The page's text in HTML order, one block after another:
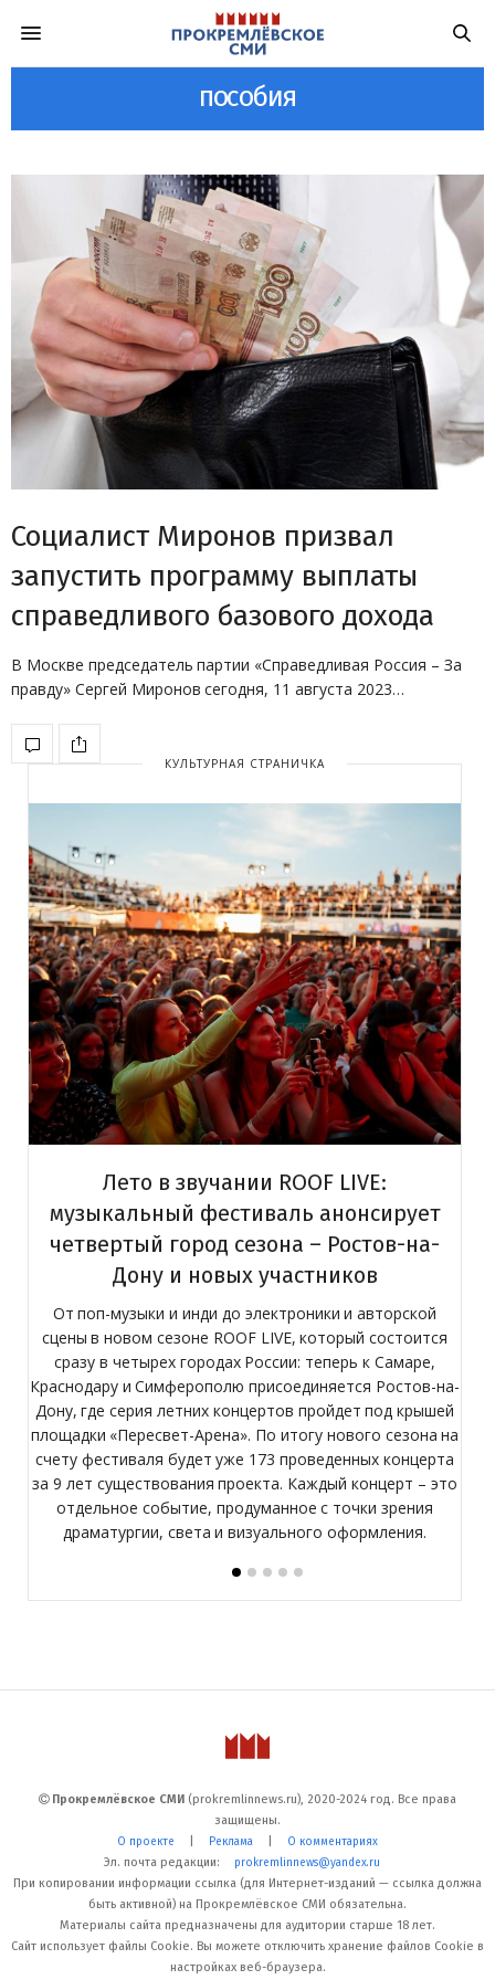
пособия
Социалист Миронов призвал
запустить программу выплаты
справедливого базового дохода
В Москве председатель партии «Справедливая Россия – За
правду» Сергей Миронов сегодня, 11 августа 2023…
КУЛЬТУРНАЯ СТРАНИЧКА
Лето в звучании ROOF LIVE:
музыкальный фестиваль анонсирует
четвертый город сезона – Ростов-на-
Дону и новых участников
От поп-музыки и инди до электроники и авторской
сцены в новом сезоне ROOF LIVE, который состоится
сразу в четырех городах России: теперь к Самаре,
Краснодару и Симферополю присоединяется Ростов-на-
Дону, где серия летних концертов пройдет под крышей
площадки «Пересвет-Арена». По итогу нового сезона на
счету фестиваля будет уже 173 проведенных концерта
за 9 лет существования проекта. Каждый концерт – это
отдельное событие, продуманное с точки зрения
драматургии, света и визуального оформления.
Прокремлёвское СМИ (prokremlinnews.ru), 2020-2024 год. Все права
защищены.
О проекте Реклама О комментариях
Эл. почта редакции: prokremlinnews@yandex.ru
При копировании информации ссылка (для Интернет-изданий — ссылка должна
быть активной) на Прокремлёвское СМИ обязательна.
Материалы сайта предназначены для аудитории старше 18 лет.
Сайт использует файлы Cookie. Вы можете отключить хранение файлов Cookie в
настройках веб-браузера.